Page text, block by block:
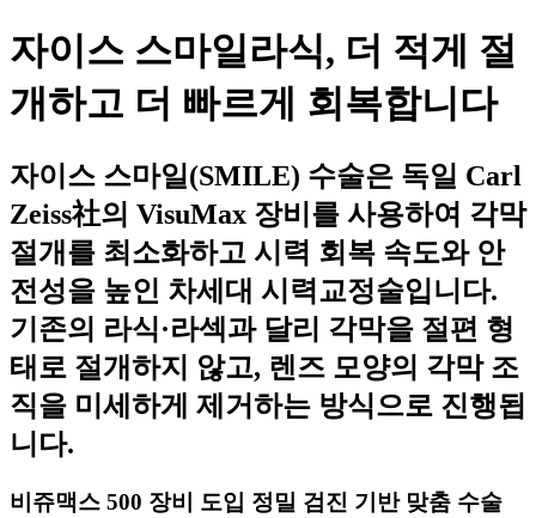
자이스 스마일라식, 더 적게 절
개하고 더 빠르게 회복합니다
자이스 스마일(SMILE) 수술은 독일 Carl
Zeiss社의 VisuMax 장비를 사용하여 각막
절개를 최소화하고 시력 회복 속도와 안
전성을 높인 차세대 시력교정술입니다.
기존의 라식·라섹과 달리 각막을 절편 형
태로 절개하지 않고, 렌즈 모양의 각막 조
직을 미세하게 제거하는 방식으로 진행됩
니다.
비쥬맥스 500 장비 도입 정밀 검진 기반 맞춤 수술